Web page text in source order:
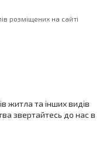
розміщених на сайті
житла та інших видів
звертайтесь до нас в